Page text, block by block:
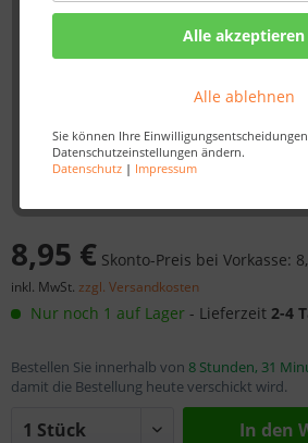
Alle akzeptieren
Alle ablehnen
Sie können Ihre
Datenschutzeinstellungen ändern.
Datenschutz| Impressum
8,95 € Skonto-Preis bei Vorkasse:
inkl. MwSt. zzgl. Versandkosten
Nur noch 1 auf Lager - Lieferzeit 2-4
Bestellen Sie innerhalb von 8 Stunden, 31
damit die Bestellung heute verschickt wird.
In den